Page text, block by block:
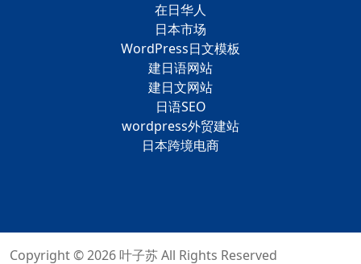
在日华人
日本市场
WordPress日文模板
建日语网站
建日文网站
日语SEO
wordpress外贸建站
日本跨境电商
Copyright © 2026叶子苏All Rights Reserved